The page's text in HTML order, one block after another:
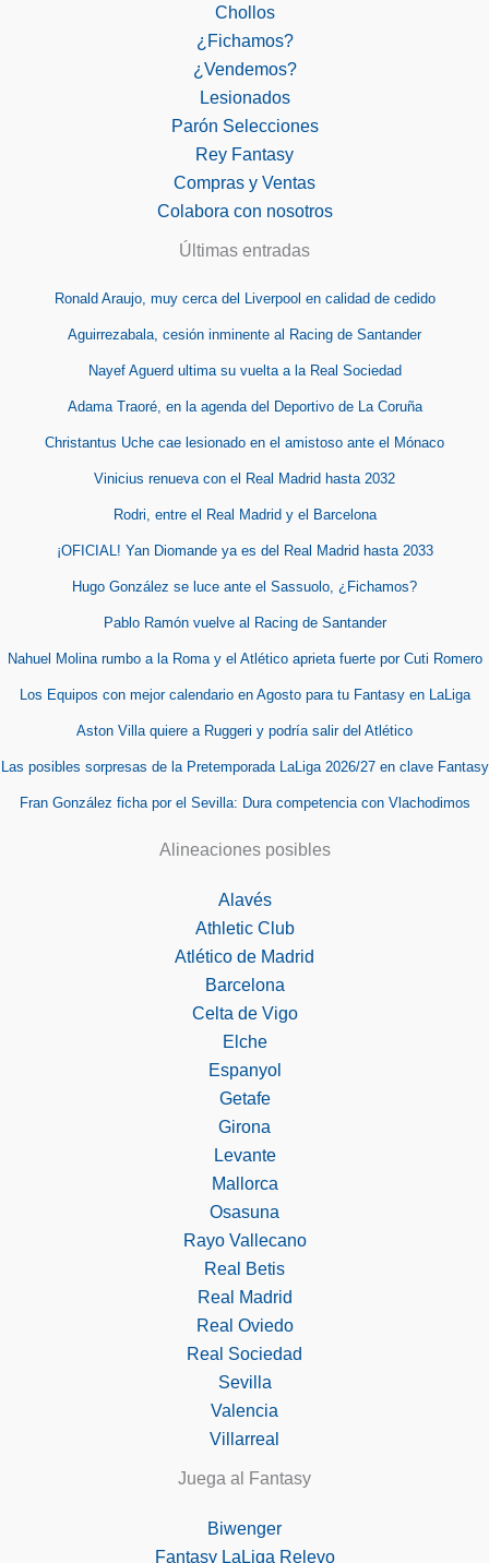
Chollos
¿Fichamos?
¿Vendemos?
Lesionados
Parón Selecciones
Rey Fantasy
Compras y Ventas
Colabora con nosotros
Últimas entradas
Ronald Araujo, muy cerca del Liverpool en calidad de cedido
Aguirrezabala, cesión inminente al Racing de Santander
Nayef Aguerd ultima su vuelta a la Real Sociedad
Adama Traoré, en la agenda del Deportivo de La Coruña
Christantus Uche cae lesionado en el amistoso ante el Mónaco
Vinicius renueva con el Real Madrid hasta 2032
Rodri, entre el Real Madrid y el Barcelona
¡OFICIAL! Yan Diomande ya es del Real Madrid hasta 2033
Hugo González se luce ante el Sassuolo, ¿Fichamos?
Pablo Ramón vuelve al Racing de Santander
Nahuel Molina rumbo a la Roma y el Atlético aprieta fuerte por Cuti Romero
Los Equipos con mejor calendario en Agosto para tu Fantasy en LaLiga
Aston Villa quiere a Ruggeri y podría salir del Atlético
Las posibles sorpresas de la Pretemporada LaLiga 2026/27 en clave Fantasy
Fran González ficha por el Sevilla: Dura competencia con Vlachodimos
Alineaciones posibles
Alavés
Athletic Club
Atlético de Madrid
Barcelona
Celta de Vigo
Elche
Espanyol
Getafe
Girona
Levante
Mallorca
Osasuna
Rayo Vallecano
Real Betis
Real Madrid
Real Oviedo
Real Sociedad
Sevilla
Valencia
Villarreal
Juega al Fantasy
Biwenger
Fantasy LaLiga Relevo